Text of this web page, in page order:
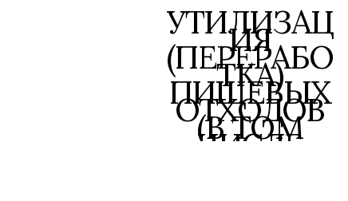
УТИЛИЗАЦ
ИЯ
(ПЕРЕРАБО
ТКА)
ПИЩЕВЫХ
ОТХОДОВ
(В ТОМ
ЧИСЛЕ